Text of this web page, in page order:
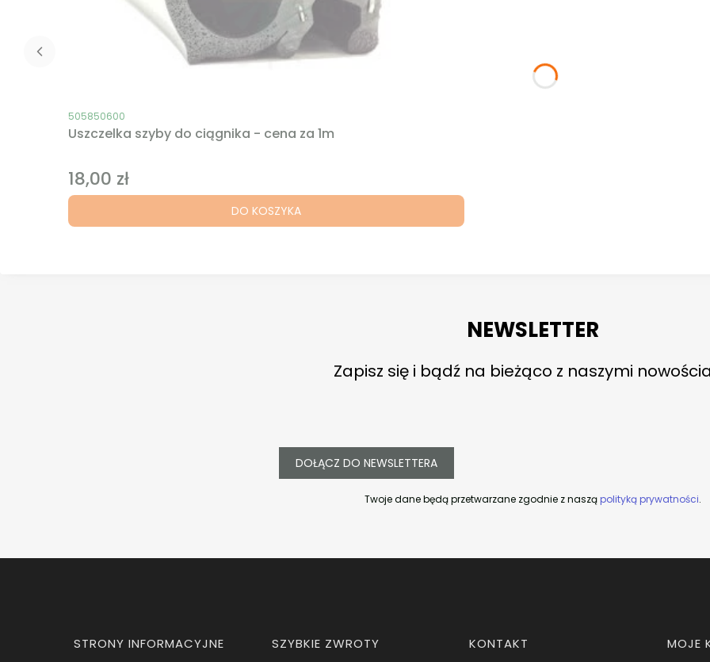
Kod produktu
505850600
Uszczelka szyby do ciągnika - cena za 1m
Cena
18,00 zł
DO KOSZYKA
NEWSLETTER
Zapisz się i bądź na bieżąco z naszymi
DOŁĄCZ DO NEWSLETTERA
Twoje dane będą przetwarzane zgodnie z nasząpolityką prywatności.
Linki w stopce
STRONY INFORMACYJNE SZYBKIE ZWROTY KONTAKT MOJE